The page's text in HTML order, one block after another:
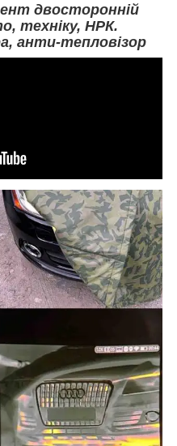
двосторонній
техніку, НРК.
анти-тепловізор